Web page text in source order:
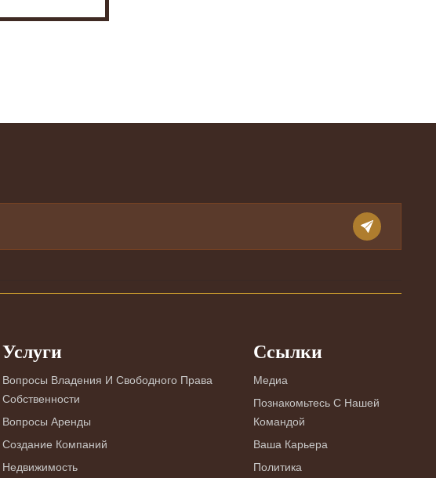
Услуги
Вопросы Владения И Свободного Права
Собственности
Вопросы Аренды
Создание Компаний
Недвижимость
Ссылки
Медиа
Познакомьтесь С Нашей
Командой
Ваша Карьера
Политика